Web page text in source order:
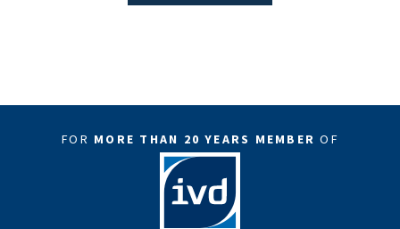
FOR MORE THAN 20 YEARS MEMBEROF